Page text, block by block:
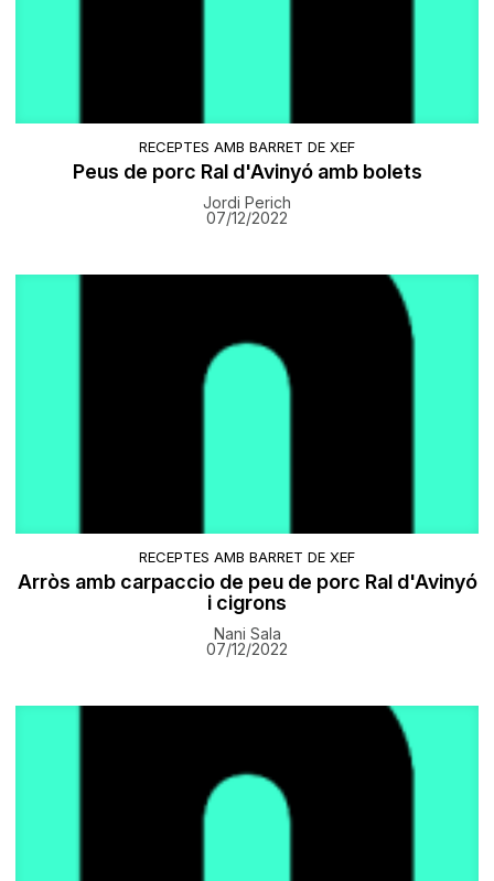
RECEPTES AMB BARRET DE XEF
Peus de porc Ral d'Avinyó amb bolets
Jordi Perich
07/12/2022
RECEPTES AMB BARRET DE XEF
Arròs amb carpaccio de peu de porc Ral d'Avinyó
i cigrons
Nani Sala
07/12/2022